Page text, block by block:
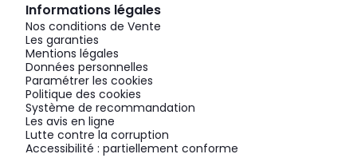
Informations légales
Nos conditions de Vente
Les garanties
Mentions légales
Données personnelles
Paramétrer les cookies
Politique des cookies
Système de recommandation
Les avis en ligne
Lutte contre la corruption
Accessibilité : partiellement conforme